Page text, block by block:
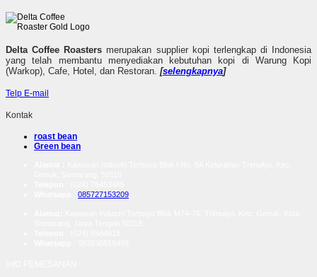
Delta Coffee Roasters merupakan supplier kopi terlengkap di Indonesia
yang telah membantu menyediakan kebutuhan kopi di Warung Kopi
(Warkop), Cafe, Hotel, dan Restoran. [selengkapnya]
Telp E-mail
Kontak
roast bean
Green bean
085727153209